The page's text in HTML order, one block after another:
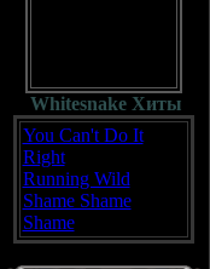
Whitesnake Хиты
You Can't Do It
Right
Running Wild
Shame Shame
Shame